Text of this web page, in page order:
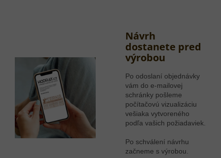
Návrh
dostanete pred
výrobou
Po odoslaní objednávky
vám do e-mailovej
schránky pošleme
počítačovú vizualizáciu
vešiaka vytvoreného
podľa vašich požiadaviek.
Po schválení návrhu
začneme s výrobou.